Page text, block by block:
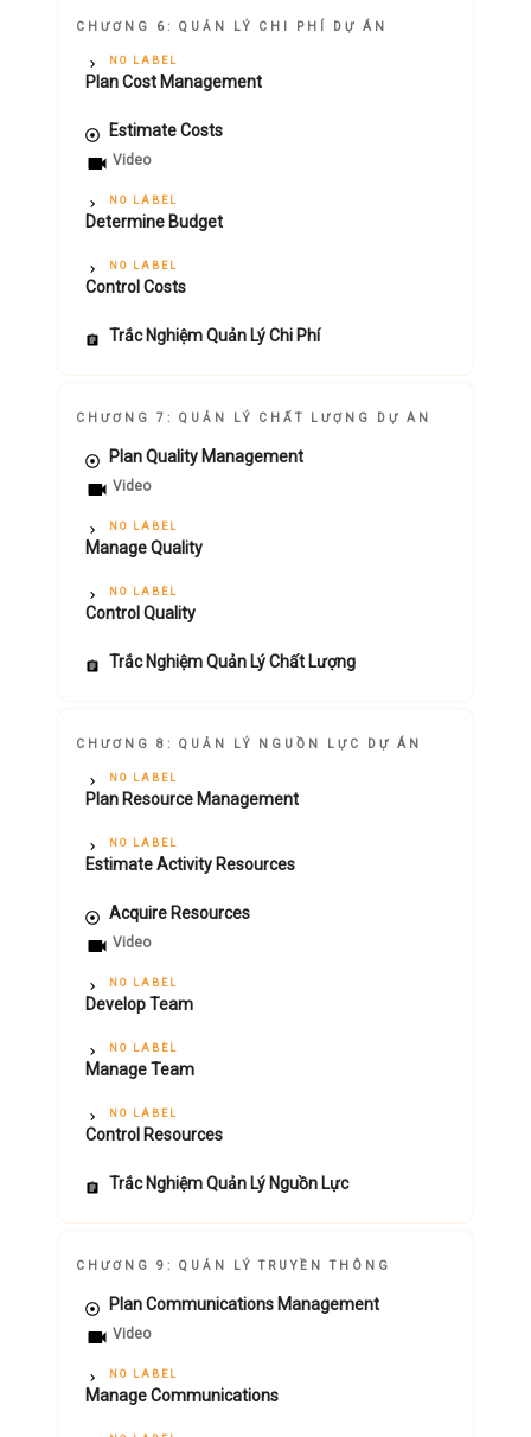
CHƯƠNG 6: QUẢN LÝ CHI PHÍ DỰ ÁN
NO LABEL
Plan Cost Management
Estimate Costs
Video
NO LABEL
Determine Budget
NO LABEL
Control Costs
Trắc Nghiệm Quản Lý Chi Phí
CHƯƠNG 7: QUẢN LÝ CHẤT LƯỢNG DỰ AN
Plan Quality Management
Video
NO LABEL
Manage Quality
NO LABEL
Control Quality
Trắc Nghiệm Quản Lý Chất Lượng
CHƯƠNG 8: QUẢN LÝ NGUỒN LỰC DỰ ÁN
NO LABEL
Plan Resource Management
NO LABEL
Estimate Activity Resources
Acquire Resources
Video
NO LABEL
Develop Team
NO LABEL
Manage Team
NO LABEL
Control Resources
Trắc Nghiệm Quản Lý Nguồn Lực
CHƯƠNG 9: QUẢN LÝ TRUYỀN THÔNG
Plan Communications Management
Video
NO LABEL
Manage Communications